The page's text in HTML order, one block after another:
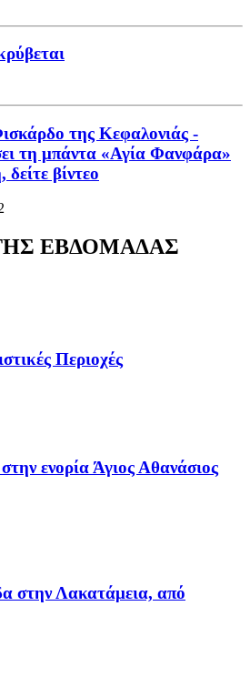
της Κεφαλονιάς -
τη μπάντα «Αγία Φανφάρα»
βίντεο
ΕΒΔΟΜΑΔΑΣ
Περιοχές
ενορία Άγιος Αθανάσιος
στην Λακατάμεια, από